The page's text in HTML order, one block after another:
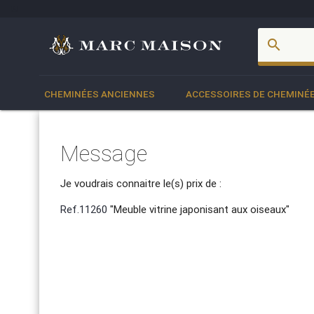
search
CHEMINÉES ANCIENNES ACCESSOIRES DE CHEMINÉE
Message
Je voudrais connaitre le(s) prix de :
Ref.11260 "Meuble vitrine japonisant aux oiseaux"